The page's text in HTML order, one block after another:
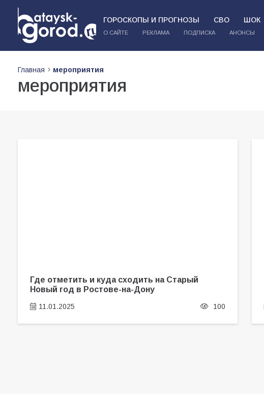
ГОРОСКОПЫ И ПРОГНОЗЫ СВО ШОК
О САЙТЕ РЕКЛАМА ПОДПИСКА АНОНСЫ
Главная мероприятия
мероприятия
Где отметить и куда сходить на Старый
Новый год в Ростове-на-Дону
11.01.2025 100